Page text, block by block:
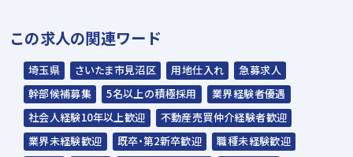
▼
内定
☆ご応募から内定までは3～4週間を予定。
☆入社時期は相談に応じます。現在、在職中
この求人の関連ワード
埼玉県 さいたま市見沼区 用地仕入れ
急募求人
幹部候補募集
5名以上の積極採用
業界経験者優遇
社会人経験10年以上歓迎
不動産売買仲介経験者歓迎
業界未経験歓迎
既卒・第2新卒歓迎
職種未経験歓迎